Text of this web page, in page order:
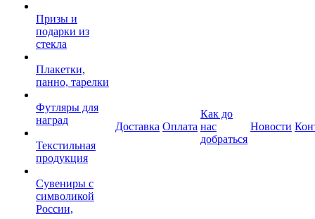
Призы и
подарки из
стекла
Плакетки,
панно, тарелки
Футляры для
наград
Текстильная
продукция
Сувениры с
символикой
России,
Доставка Оплата
Как до
нас
добраться
Новости